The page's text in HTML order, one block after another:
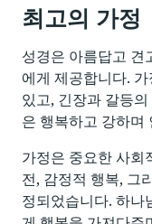
최고의 가정
성경은 아름답고 견
에게 제공합니다.
있고, 긴장과 갈등
은 행복하고 강하며
가정은 중요한 사회
전, 감정적 행복, 그
정되었습니다. 하나